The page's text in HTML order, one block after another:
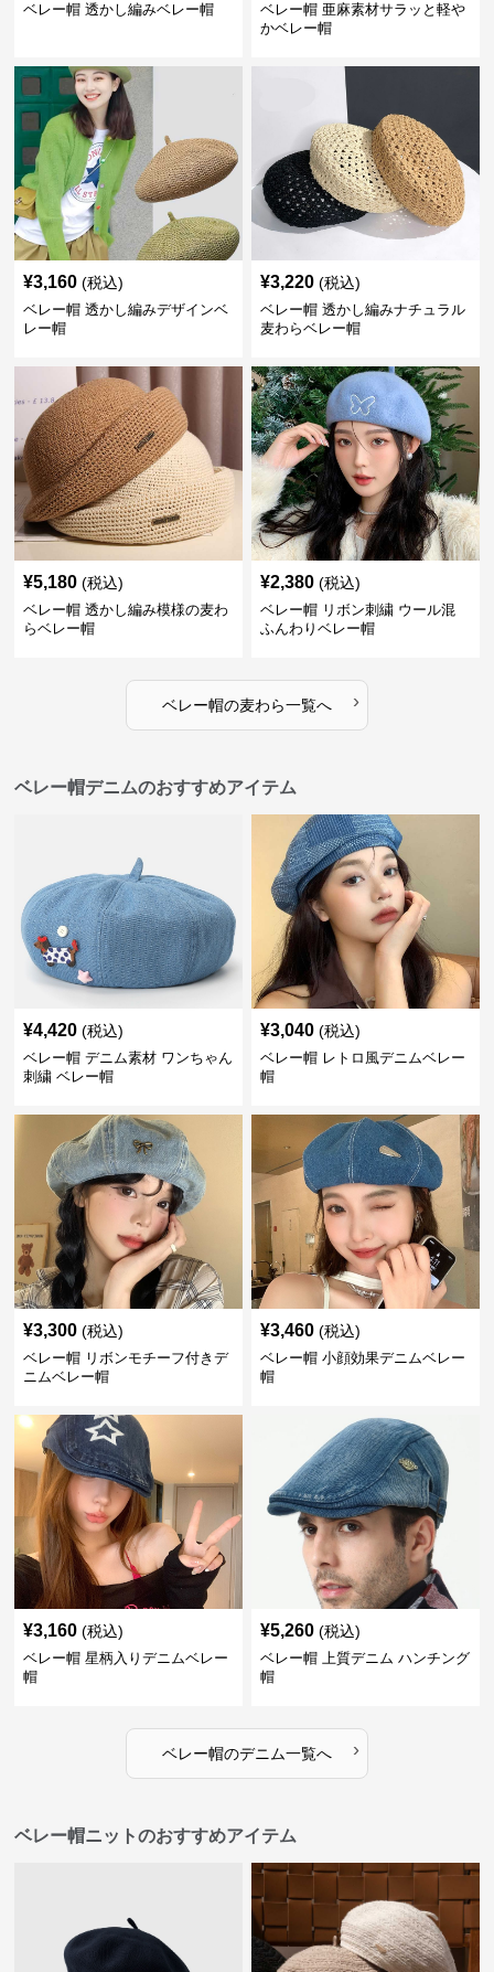
ベレー帽 透かし編みベレー帽
ベレー帽 亜麻素材サラッと軽や
かベレー帽
¥3,160 (税込)
ベレー帽 透かし編みデザインベ
レー帽
¥3,220 (税込)
ベレー帽 透かし編みナチュラル
麦わらベレー帽
¥5,180 (税込)
ベレー帽 透かし編み模様の麦わ
らベレー帽
¥2,380 (税込)
ベレー帽 リボン刺繍 ウール混
ふんわりベレー帽
ベレー帽の麦わら一覧へ ›
ベレー帽デニムのおすすめアイテム
¥4,420 (税込)
ベレー帽 デニム素材 ワンちゃん
刺繍 ベレー帽
¥3,040 (税込)
ベレー帽 レトロ風デニムベレー
帽
¥3,300 (税込)
ベレー帽 リボンモチーフ付きデ
ニムベレー帽
¥3,460 (税込)
ベレー帽 小顔効果デニムベレー
帽
¥3,160 (税込)
ベレー帽 星柄入りデニムベレー
帽
¥5,260 (税込)
ベレー帽 上質デニム ハンチング
帽
ベレー帽のデニム一覧へ ›
ベレー帽ニットのおすすめアイテム